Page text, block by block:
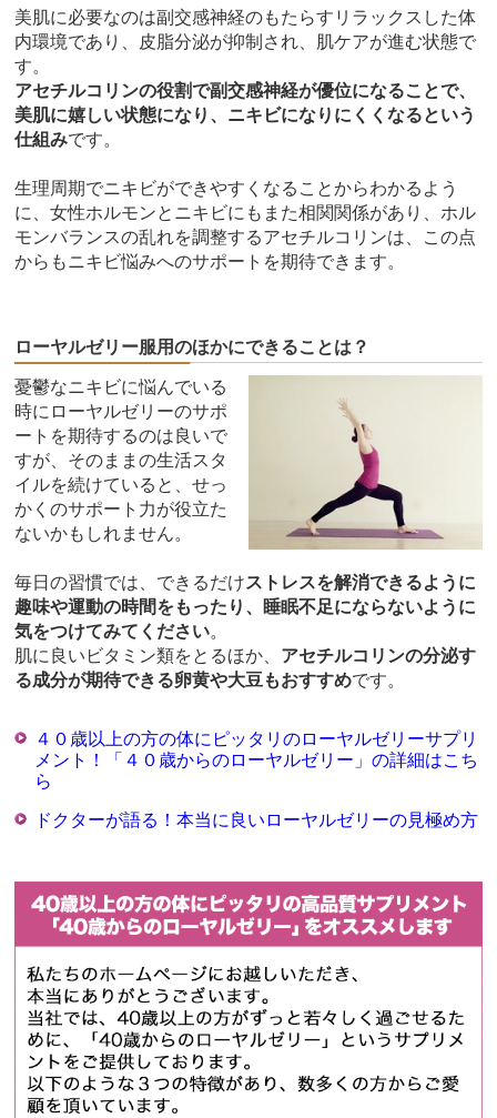
美肌に必要なのは副交感神経のもたらすリラックスした体
内環境であり、皮脂分泌が抑制され、肌ケアが進む状態で
す。
アセチルコリンの役割で副交感神経が優位になることで、
美肌に嬉しい状態になり、ニキビになりにくくなるという
仕組みです。
生理周期でニキビができやすくなることからわかるよう
に、女性ホルモンとニキビにもまた相関関係があり、ホル
モンバランスの乱れを調整するアセチルコリンは、この点
からもニキビ悩みへのサポートを期待できます。
ローヤルゼリー服用のほかにできることは？
憂鬱なニキビに悩んでいる
時にローヤルゼリーのサポ
ートを期待するのは良いで
すが、そのままの生活スタ
イルを続けていると、せっ
かくのサポート力が役立た
ないかもしれません。
毎日の習慣では、できるだけストレスを解消できるように
趣味や運動の時間をもったり、睡眠不足にならないように
気をつけてみてください。
肌に良いビタミン類をとるほか、 アセチルコリンの分泌す
る成分が期待できる卵黄や大豆もおすすめです。
４０歳以上の方の体にピッタリのローヤルゼリーサプリ
メント！「４０歳からのローヤルゼリー」の詳細はこち
ら
ドクターが語る！本当に良いローヤルゼリーの見極め方